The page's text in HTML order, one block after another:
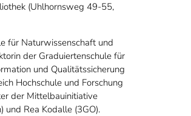
(Uhlhornsweg 49-55,
für Naturwissenschaft und
der Graduiertenschule für
und Qualitätssicherung
Hochschule und Forschung
der Mittelbauinitiative
Rea Kodalle (3GO).